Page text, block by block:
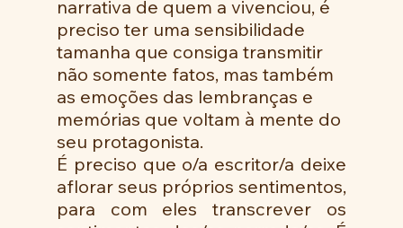
narrativa de quem a vivenciou, é
preciso ter uma sensibilidade
tamanha que consiga transmitir
não somente fatos, mas também
as emoções das lembranças e
memórias que voltam à mente do
seu protagonista.
É preciso que o/a escritor/a deixe
aflorar seus próprios sentimentos,
para com eles transcrever os